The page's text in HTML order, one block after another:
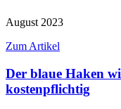
August 2023
Zum Artikel
Der blaue Haken
kostenpflichtig